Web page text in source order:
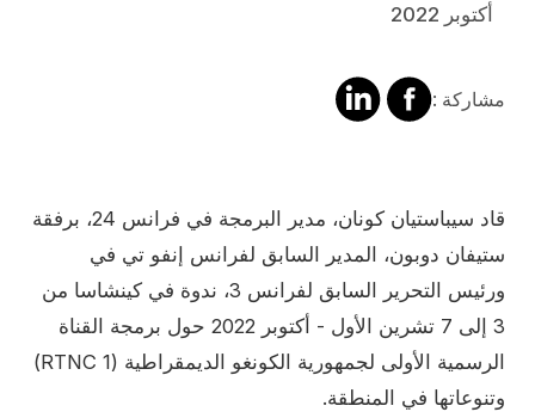
أكتوبر 2022
مشاركة :مشاركة
على
مشالرة
على
Contenu
قاد سيباستيان كونان، مدير البرمجة في فرانس 24، برفقة
ستيفان دوبون، المدير السابق لفرانس إنفو تي في
ورئيس التحرير السابق لفرانس 3، ندوة في كينشاسا من
3 إلى 7 تشرين الأول - أكتوبر 2022 حول برمجة القناة
الرسمية الأولى لجمهورية الكونغو الديمقراطية (RTNC 1)
وتنوعاتها في المنطقة.